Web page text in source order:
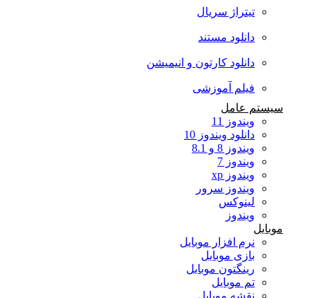
تیتراژ سریال
دانلود مستند
دانلود کارتون و انیمیشن
فیلم آموزشی
سیستم عامل
ویندوز 11
دانلود ویندوز 10
ویندوز 8 و 8.1
ویندوز 7
ویندوز xp
ویندوز سرور
لینوکس
ویندوز
موبایل
نرم افزار موبایل
بازی موبایل
رینگتون موبایل
تم موبایل
نقشه موبایل